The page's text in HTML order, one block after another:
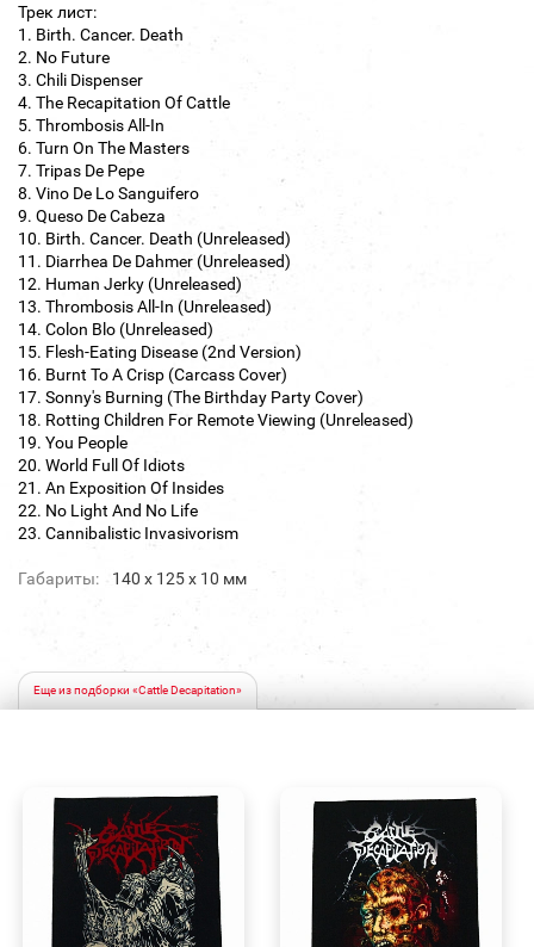
Трек лист:
1. Birth. Cancer. Death
2. No Future
3. Chili Dispenser
4. The Recapitation Of Cattle
5. Thrombosis All-In
6. Turn On The Masters
7. Tripas De Pepe
8. Vino De Lo Sanguifero
9. Queso De Cabeza
10. Birth. Cancer. Death (Unreleased)
11. Diarrhea De Dahmer (Unreleased)
12. Human Jerky (Unreleased)
13. Thrombosis All-In (Unreleased)
14. Colon Blo (Unreleased)
15. Flesh-Eating Disease (2nd Version)
16. Burnt To A Crisp (Carcass Cover)
17. Sonny's Burning (The Birthday Party Cover)
18. Rotting Children For Remote Viewing (Unreleased)
19. You People
20. World Full Of Idiots
21. An Exposition Of Insides
22. No Light And No Life
23. Cannibalistic Invasivorism
Габариты: 140 х 125 х 10 мм
Еще из подборки «Cattle Decapitation»